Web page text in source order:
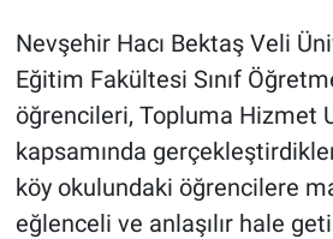
Nevşehir Hacı Bektaş Veli
Eğitim Fakültesi Sınıf
öğrencileri, Topluma Hizmet
kapsamında
köy okulundaki öğrencilere
eğlenceli ve anlaşılır hale
Niğde
Aksaray
Kırşehir
Yerel